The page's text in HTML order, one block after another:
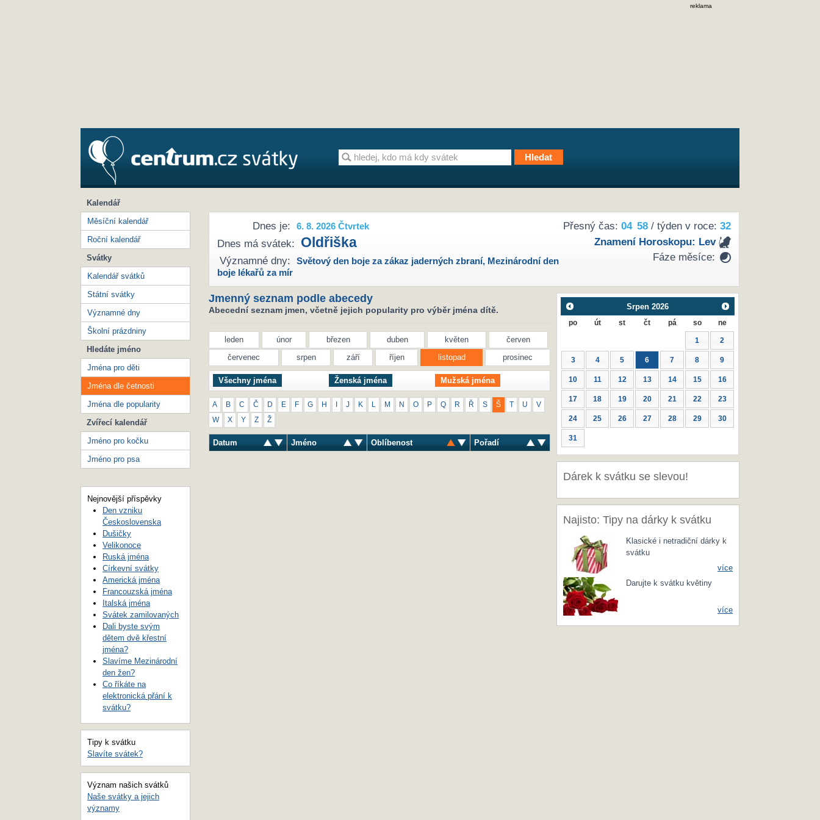
reklama
Přesný čas: 04 58/ týden v roce: 32
Znamení Horoskopu: Lev
Fáze měsíce:
Dnes je: 6. 8. 2026 Čtvrtek
Dnes má svátek: Oldřiška
Významné dny: Světový den boje za zákaz jaderných zbraní, Mezinárodní den
boje lékařů za mír
Jmenný seznam podle abecedy
Abecední seznam jmen, včetně jejich popularity pro výběr jména dítě.
leden únor březen duben květen
červen
červenec
srpen září říjen listopad prosinec
Všechny jména Ženská jména Mužská jména
A B C Č D E F G H J K M N O P Q R Ř S Š T U V
W X Y Z Ž
Datum Jméno Oblíbenost Pořadí
Srpen 2026
po út st čt pá so ne
1 2
3 4 5 6 7 8 9
10 11 12 13 14 15 16
17 18 19 20 21 22 23
24 25 26 27 28 29 30
31
Dárek k svátku se slevou!
Najisto: Tipy na dárky k svátku
Klasické i netradiční dárky k
svátku
více
Darujte k svátku květiny
více
Kalendář
Měsíční kalendář
Roční kalendář
Svátky
Kalendář svátků
Státní svátky
Významné dny
Školní prázdniny
Hledáte jméno
Jména pro děti
Jména dle četnosti
Jména dle popularity
Zvířecí kalendář
Jméno pro kočku
Jméno pro psa
Nejnovější příspěvky
Den vzniku
Československa
Dušičky
Velikonoce
Ruská jména
Církevní svátky
Americká jména
Francouzská jména
Italská jména
Svátek zamilovaných
Dali byste svým
dětem dvě křestní
jména?
Slavíme Mezinárodní
den žen?
Co říkáte na
elektronická přání k
svátku?
Tipy k svátku
Slavíte svátek?
Význam našich svátků
Naše svátky a jejich
významy